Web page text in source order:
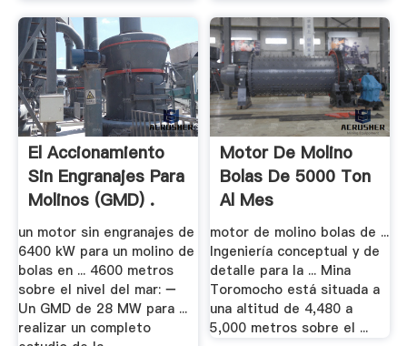
El Accionamiento
Sin Engranajes Para
Molinos (GMD) .
un motor sin engranajes de
6400 kW para un molino de
bolas en ... 4600 metros
sobre el nivel del mar: −
Un GMD de 28 MW para ...
realizar un completo
Motor De Molino
Bolas De 5000 Ton
Al Mes
motor de molino bolas de ...
Ingeniería conceptual y de
detalle para la ... Mina
Toromocho está situada a
una altitud de 4,480 a
5,000 metros sobre el ...